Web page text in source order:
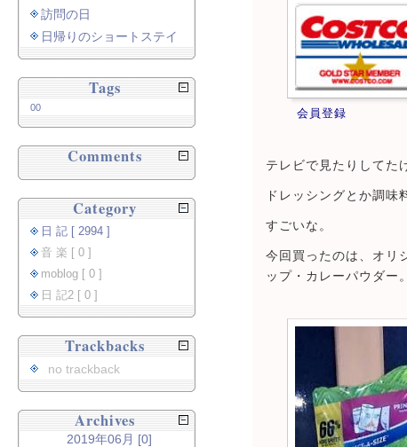
会員登録
テレビで見たりしてた
ドレッシングとか調
すごいな。
今回買ったのは、オリ
ップ・カレーパウダー。
訪問の日
日帰りのショートステイ
Tags
00
Comments
Category
日 記 [ 2994 ]
音 楽 [ 0 ]
moblog [ 0 ]
日 記2 [ 0 ]
Trackbacks
no trackback
Archives
2019年06月 [0]